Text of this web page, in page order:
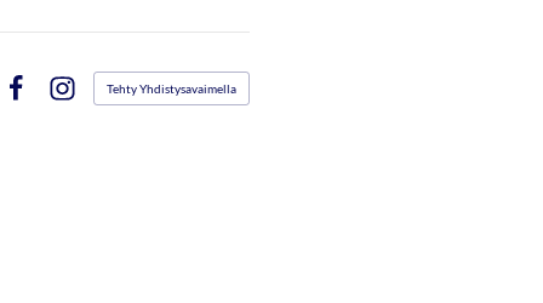
Instagram
Tehty Yhdistysavaimella